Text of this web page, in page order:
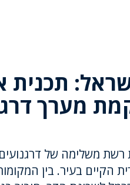
תכנית
מערך
רשת משלימה של
הקיים בעיר. בין